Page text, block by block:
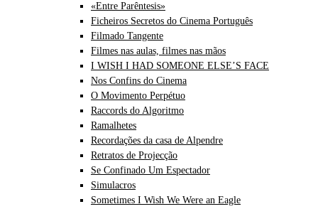
«Entre Parêntesis»
Ficheiros Secretos do Cinema Português
Filmado Tangente
Filmes nas aulas, filmes nas mãos
I WISH I HAD SOMEONE ELSE’S FACE
Nos Confins do Cinema
O Movimento Perpétuo
Raccords do Algoritmo
Ramalhetes
Recordações da casa de Alpendre
Retratos de Projecção
Se Confinado Um Espectador
Simulacros
Sometimes I Wish We Were an Eagle